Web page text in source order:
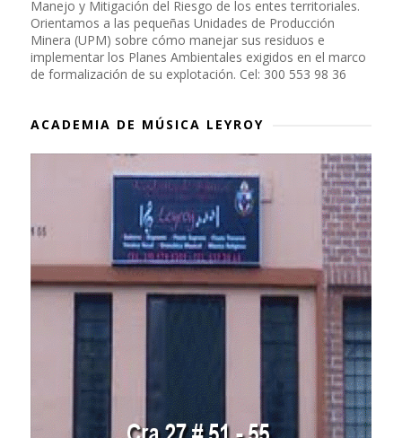
Manejo y Mitigación del Riesgo de los entes territoriales.
Orientamos a las pequeñas Unidades de Producción
Minera (UPM) sobre cómo manejar sus residuos e
implementar los Planes Ambientales exigidos en el marco
de formalización de su explotación. Cel: 300 553 98 36
ACADEMIA DE MÚSICA LEYROY